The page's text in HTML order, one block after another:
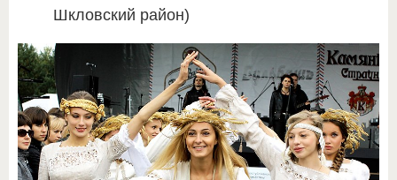
Шкловский район)